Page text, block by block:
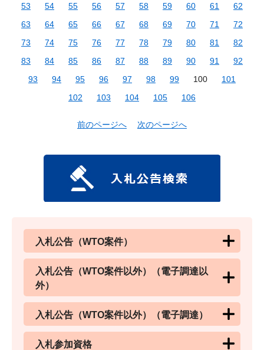
53
54 55 56 57 58 59 60 61
62
63
64 65 66 67 68 69 70 71
72
73
74 75 76 77 78 79 80 81
82
83
84 85 86 87 88 89 90 91
92
93
94 95 96 97 98 99 100
101
102
103 104 105 106
前のページへ 次のページへ
入札公告（WTO案件）
入札公告（WTO案件以外）（電子調達以
外）
入札公告（WTO案件以外）（電子調達）
入札参加資格